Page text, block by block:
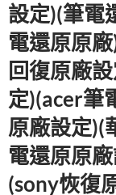
設定)(筆電
電還原原
回復原廠
定)(acer筆
原廠設定)(
電還原原
(sony恢復